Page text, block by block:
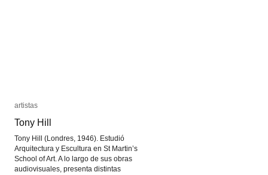
artistas
Tony Hill
Tony Hill (Londres, 1946). Estudió
Arquitectura y Escultura en St Martin’s
School of Art. A lo largo de sus obras
audiovisuales, presenta distintas
artistas
Tony Hill